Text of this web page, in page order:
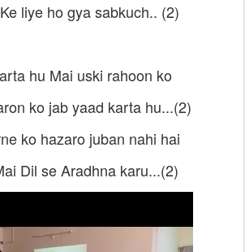
liye ho gya sabkuch.. (2)
hu Mai uski rahoon ko
ko jab yaad karta hu...(2)
ko hazaro juban nahi hai
Dil se Aradhna karu...(2)